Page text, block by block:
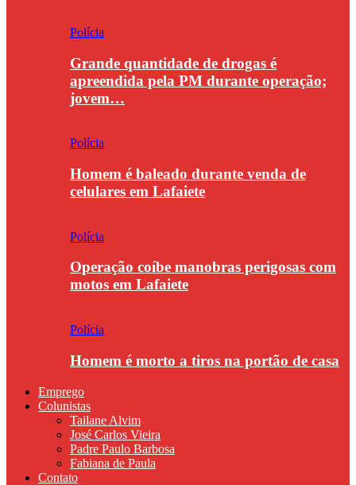
Polícia
Grande quantidade de drogas é
apreendida pela PM durante operação;
jovem…
Polícia
Homem é baleado durante venda de
celulares em Lafaiete
Polícia
Operação coíbe manobras perigosas com
motos em Lafaiete
Polícia
Homem é morto a tiros na portão de casa
Emprego
Colunistas
Tailane Alvim
José Carlos Vieira
Padre Paulo Barbosa
Fabiana de Paula
Contato